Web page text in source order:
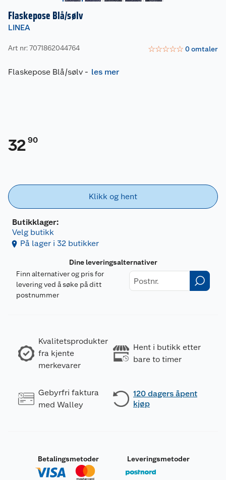
Flaskepose Blå/sølv
LINEA
Art nr: 7071862044764 ☆☆☆☆☆ 0omtaler
Flaskepose Blå/sølv - les mer
32 90
Klikk og hent
Butikklager:
Velg butikk
På lager i 32 butikker
Dine leveringsalternativer
Finn alternativer og pris for
levering ved å søke på ditt
postnummer
Kvalitetsprodukter
fra kjente
merkevarer
Hent i butikk etter
bare to timer
Gebyrfri faktura
med Walley
120 dagers åpent
kjøp
Betalingsmetoder Leveringsmetoder